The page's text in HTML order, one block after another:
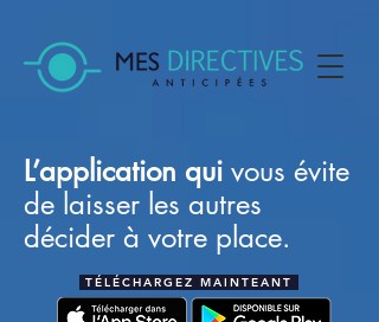
L’application qui vous évite
de laisser les autres
décider à votre place.
TÉLÉCHARGEZ MAINTEANT